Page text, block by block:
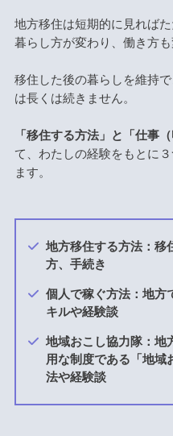
地方移住は短期的に見れば
暮らし方が変わり、働き方
移住した後の暮らしを維持
は長くは続きません。
「移住する方法」と「仕事（
て、わたしの経験をもとに
ます。
地方移住する方法：移
方、手続き
個人で稼ぐ方法：地方
キルや経験談
地域おこし協力隊：地
用な制度である「地域
法や経験談